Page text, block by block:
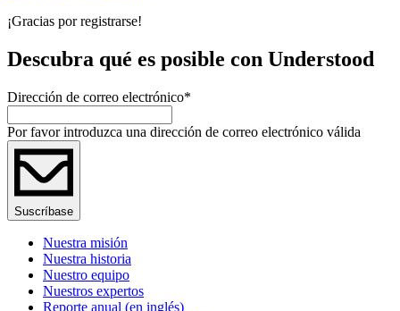
¡Gracias por registrarse!
Descubra qué es posible con Understood
Dirección de correo electrónico*
Por favor introduzca una dirección de correo electrónico válida
Suscríbase
Nuestra misión
Nuestra historia
Nuestro equipo
Nuestros expertos
Reporte anual (en inglés)